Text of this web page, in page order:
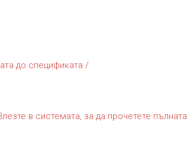
до спецификата /
в системата, за да прочетете пълната